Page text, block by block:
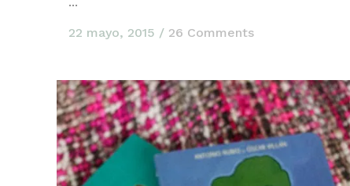
22 mayo, 2015 / 26 Comments